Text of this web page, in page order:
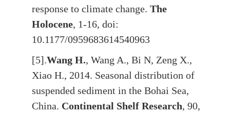
response to climate change.The
Holocene, 1-16, doi:
10.1177/0959683614540963
[5].Wang H., Wang A., Bi N, Zeng X.,
Xiao H., 2014. Seasonal distribution of
suspended sediment in the Bohai Sea,
China. Continental Shelf Research, 90,